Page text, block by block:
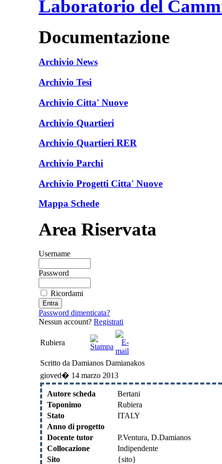
Laboratorio del
Documentazione
Archivio News
Archivio Tesi
Archivio Citta' Nuove
Archivio Quartieri
Archivio Quartieri RER
Archivio Parchi
Archivio Progetti Citta' Nuove
Mappa Schede
Area Riservata
Username
Password
Ricordami
Password dimenticata?
Nessun account? Registrati
Rubiera
Scritto da Damianos Damianakos
gioved� 14 marzo 2013
Autore scheda
Bertani
Toponimo
Rubiera
Stato
ITALY
Anno di progetto
Docente tutor
P.Ventura, D.Damianos
Collocazione
Indipendente
Sito
{sito}